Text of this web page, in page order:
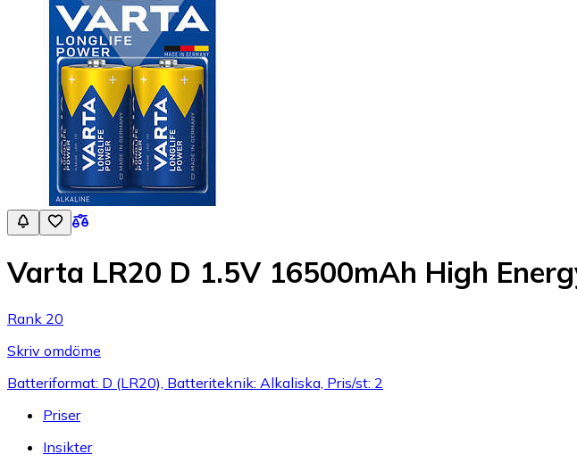
Varta LR20 D 1.5V 16500mAh High
Rank 20
Skriv omdöme
Batteriformat: D (LR20), Batteriteknik: Alkaliska, Pris/st: 2
Priser
Insikter